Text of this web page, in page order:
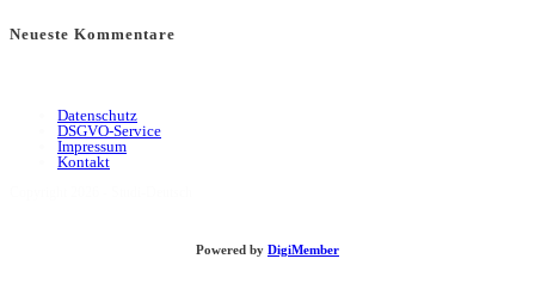
Neueste Kommentare
Datenschutz
DSGVO-Service
Impressum
Kontakt
Powered by DigiMember